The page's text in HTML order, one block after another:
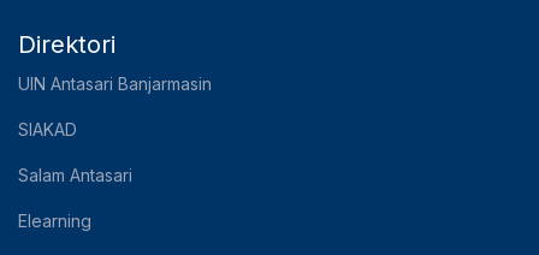
Direktori
UIN Antasari Banjarmasin
SIAKAD
Salam Antasari
Elearning